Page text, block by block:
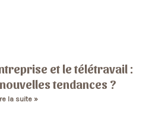
et le télétravail :
tendances ?
la suite »